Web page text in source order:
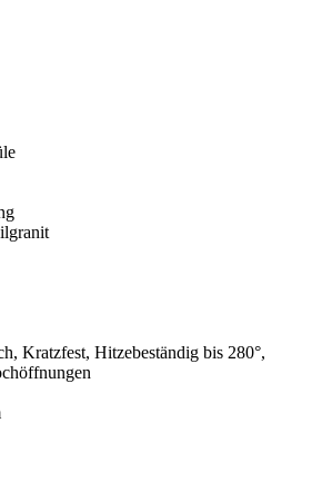
Kratzfest, Hitzebeständig bis 280°,